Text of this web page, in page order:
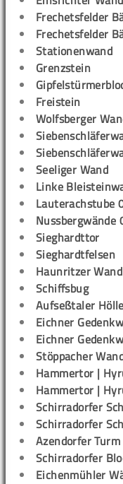
Frechetsfelder
Frechetsfelder
Stationenwand
Grenzstein
Freistein
Wolfsberger
Seeliger Wand
Linke
Lauterachstube
Nussbergwände
Sieghardttor
Sieghardtfelsen
Haunritzer
Schiffsbug
Aufseßtaler
Eichner
Eichner
Stöppacher
Hammertor |
Hammertor |
Schirradorfer
Schirradorfer
Azendorfer Turm
Schirradorfer
Eichenmühler